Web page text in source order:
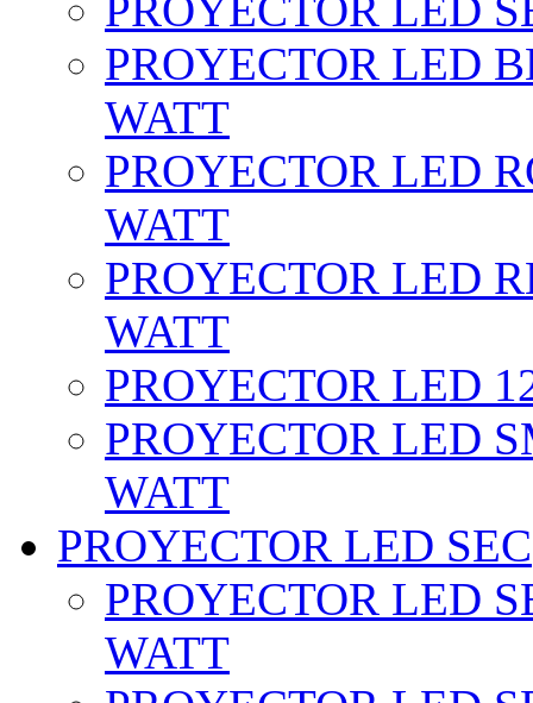
PROYECTOR LED
WATT
PROYECTOR LED
WATT
PROYECTOR LED
WATT
PROYECTOR LED
PROYECTOR LED
WATT
PROYECTOR LED SEC
PROYECTOR LED
WATT